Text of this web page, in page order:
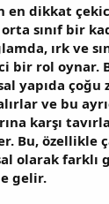
en dikkat
sınıf bir
ırk ve
bir rol oynar.
yapıda çoğu
ve bu
karşı
özellikle
olarak
gelir.